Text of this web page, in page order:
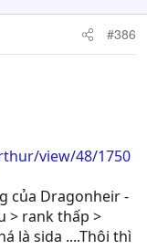
#386
view/48/1750
của Dragonheir -
> rank thấp >
là sida ....Thôi thì